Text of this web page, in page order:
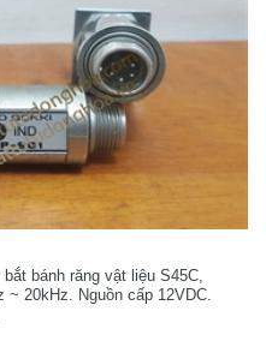
bánh răng vật liệu S45C,
20kHz. Nguồn cấp 12VDC.